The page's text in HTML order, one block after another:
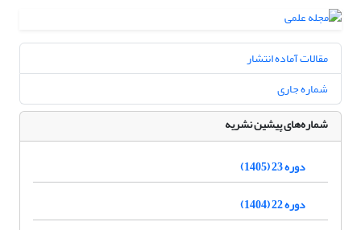
مقالات آماده انتشار
شماره جاری
شماره‌های پیشین نشریه
دوره 23 (1405)
دوره 22 (1404)